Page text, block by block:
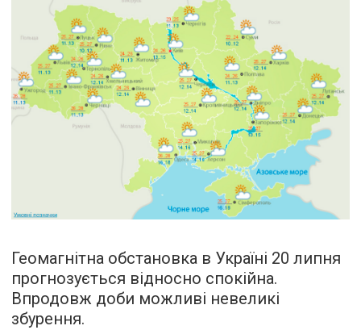
Геомагнітна обстановка в Україні 20 липня
прогнозується відносно спокійна.
Впродовж доби можливі невеликі
збурення.